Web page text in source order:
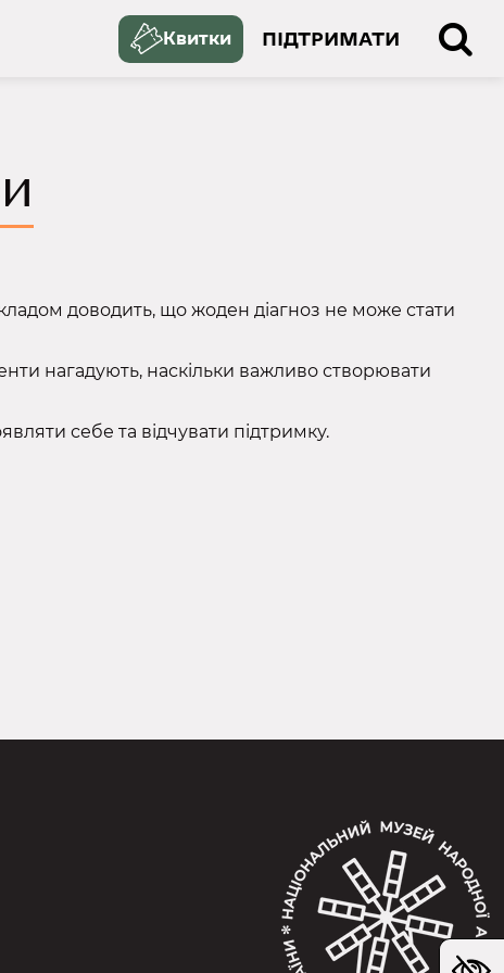
ПІДТРИМАТИ
Квитки
доводить, що жоден діагноз не може стати
нагадують, наскільки важливо створювати
себе та відчувати підтримку.